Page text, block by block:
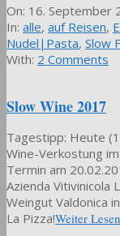
2022-
09-
16
On: 16. September
In: alle, auf Reisen,
Nudel|Pasta, Slow
With: 2 Comments
Slow Wine 2017
Tagestipp: Heute
Wine-Verkostung
Termin am
Azienda Vitivinicola
Weingut Valdonica
La Pizza!Weiter Lesen